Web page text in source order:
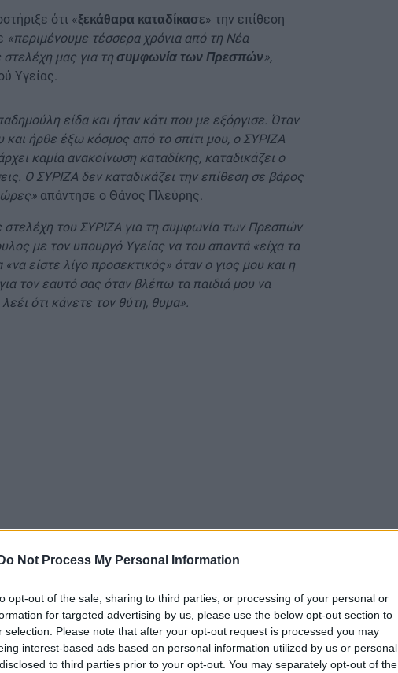
Do Not Process My Personal Information
opt-out of the sale, sharing to third parties, or processing of your personal or
for targeted advertising by us, please use the below opt-out section to
selection. Please note that after your opt-out request is processed you may
interest-based ads based on personal information utilized by us or personal
to third parties prior to your opt-out. You may separately opt-out of the
ότι «ξεκάθαρα καταδίκασε» την επίθεση
«περιμένουμε τέσσερα χρόνια από τη Νέα
μας για τη συμφωνία των Πρεσπών»,
Υγείας.
είδα και ήταν κάτι που με εξόργισε. Όταν
ήρθε έξω κόσμος από το σπίτι μου, ο ΣΥΡΙΖΑ
καμία ανακοίνωση καταδίκης, καταδικάζει ο
Ο ΣΥΡΙΖΑ δεν καταδικάζει την επίθεση σε βάρος
απάντησε ο Θάνος Πλεύρης.
στελέχη του ΣΥΡΙΖΑ για τη συμφωνία των Πρεσπών
με τον υπουργό Υγείας να του απαντά «είχα τα
είστε λίγο προσεκτικός» όταν ο γιος μου και η
τον εαυτό σας όταν βλέπω τα παιδιά μου να
ότι κάνετε τον θύτη, θυμα».
το θεατράκι σας»